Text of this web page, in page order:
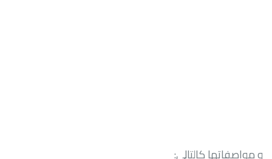
و مواصفاتها كالتالي: